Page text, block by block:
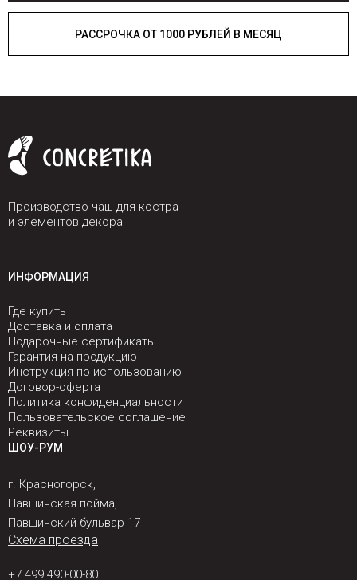
РАССРОЧКА ОТ 1000 РУБЛЕЙ В МЕСЯЦ
Производство чаш для костра
и элементов декора
ИНФОРМАЦИЯ
Где купить
Доставка и оплата
Подарочные сертификаты
Гарантия на продукцию
Инструкция по использованию
Договор-оферта
Политика конфиденциальности
Пользовательское соглашение
Реквизиты
ШОУ-РУМ
г. Красногорск,
Павшинская пойма,
Павшинский бульвар 17
Схема проезда
+7 499 490-00-80